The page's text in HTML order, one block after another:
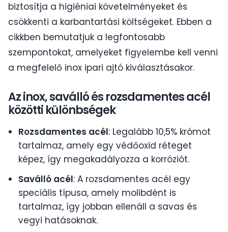
biztosítja a higiéniai követelményeket és
csökkenti a karbantartási költségeket. Ebben a
cikkben bemutatjuk a legfontosabb
szempontokat, amelyeket figyelembe kell venni
a megfelelő inox ipari ajtó kiválasztásakor.
Az inox, saválló és rozsdamentes acél
közötti különbségek
Rozsdamentes acél: Legalább 10,5% krómot
tartalmaz, amely egy védőoxid réteget
képez, így megakadályozza a korróziót.
Saválló acél: A rozsdamentes acél egy
speciális típusa, amely molibdént is
tartalmaz, így jobban ellenáll a savas és
vegyi hatásoknak.